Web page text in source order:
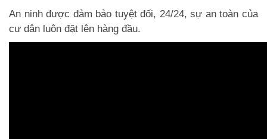
An ninh được đảm bảo tuyệt đối, 24/24, sự an toàn của
cư dân luôn đặt lên hàng đầu.